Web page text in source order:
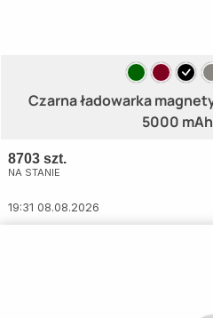
Czarna ładowarka
5000
8703 szt.
NA STANIE
19:31 08.08.2026